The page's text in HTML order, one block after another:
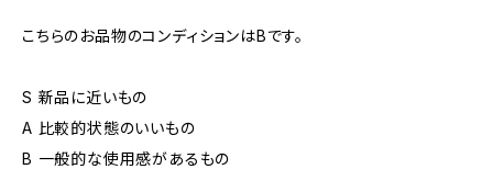
こちらのお品物のコンディションはBです。
S 新品に近いもの
A 比較的状態のいいもの
B 一般的な使用感があるもの